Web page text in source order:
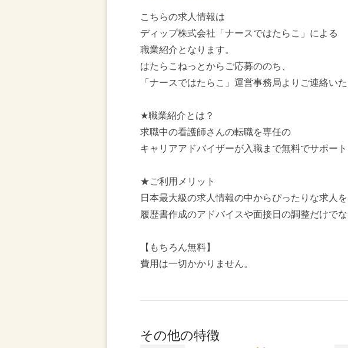
こちらの求人情報は
ディップ株式会社「ナースではたらこ」による
職業紹介となります。
はたらこねっとからご応募ののち、
「ナースではたらこ」運営事務局よりご連絡いた
★職業紹介とは？
求職中の看護師さんの転職を専任の
キャリアアドバイザーが入職まで無料でサポート
★ご利用メリット
日本最大級の求人情報の中からぴったりな求人を
履歴書作成のアドバイスや面接日の調整だけで
【もちろん無料】
費用は一切かかりません。
その他の特徴